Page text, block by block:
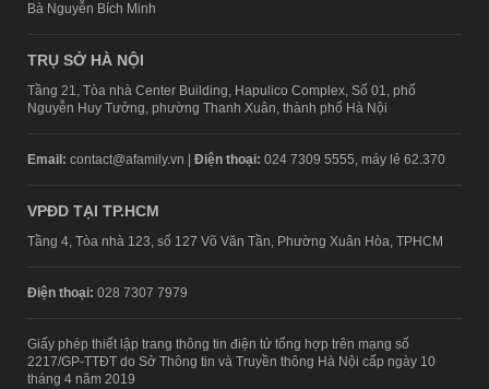
Bà Nguyễn Bích Minh
TRỤ SỞ HÀ NỘI
Tầng 21, Tòa nhà Center Building, Hapulico Complex, Số 01, phố
Nguyễn Huy Tưởng, phường Thanh Xuân, thành phố Hà Nội
Email: contact@afamily.vn | Điện thoại: 024 7309 5555, máy lẻ 62.370
VPĐD TẠI TP.HCM
Tầng 4, Tòa nhà 123, số 127 Võ Văn Tần, Phường Xuân Hòa, TPHCM
Điện thoại: 028 7307 7979
Giấy phép thiết lập trang thông tin điện tử tổng hợp trên mạng số
2217/GP-TTĐT do Sở Thông tin và Truyền thông Hà Nội cấp ngày 10
tháng 4 năm 2019